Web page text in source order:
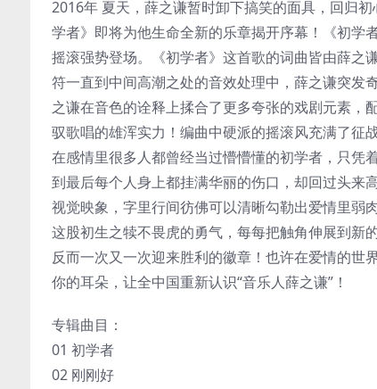
2016年 夏天，薛之谦暂时卸下搞笑的面具，回归
学者》即将为他生命全新的乐章揭开序幕！《初学
摇滚强势登场。《初学者》这首歌的词曲皆由薛之
符一直到中间高潮之处的音效处理中，薛之谦突发
之谦在音色的诠释上揉合了更多夸张的戏剧元素，
驭歌唱的雄浑实力！编曲中硬派的摇滚风充满了征
在感情里很多人都曾经当过懵懵懂的初学者，只凭
到最后每个人身上都挂满华丽的伤口，却回过头来
视觉映象，字里行间彷佛可以清晰勾勒出爱情里弱
这股初生之犊不畏虎的勇气，每每把触角伸展到新
反而一次又一次迎来胜利的徽章！也许在爱情的
你的耳朵，让全中国重新认识“音乐人薛之谦”！
专辑曲目：
01 初学者
02 刚刚好